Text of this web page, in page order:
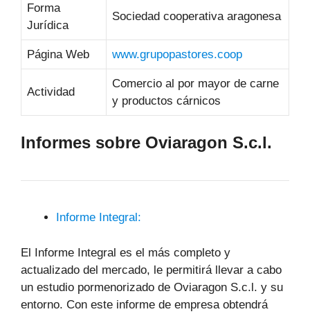
Forma
Jurídica
Sociedad cooperativa aragonesa
Página Web www.grupopastores.coop
Actividad
Comercio al por mayor de carne
y productos cárnicos
Informes sobre Oviaragon S.c.l.
Informe Integral:
El Informe Integral es el más completo y
actualizado del mercado, le permitirá llevar a cabo
un estudio pormenorizado de Oviaragon S.c.l. y su
entorno. Con este informe de empresa obtendrá